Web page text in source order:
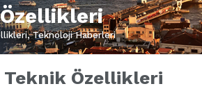
Teknoloji Haberleri
Teknik Özellikleri